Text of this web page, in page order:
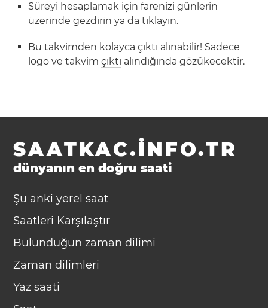
Süreyi hesaplamak için farenizi günlerin
üzerinde gezdirin ya da tıklayın.
Bu takvimden kolayca çıktı alınabilir! Sadece
logo ve takvimçıktı alındığında gözükecektir.
SAATKAC.INFO.TR
dünyanın en doğru saati
Şu anki yerel saat
Saatleri Karşılaştır
Bulunduğun zaman dilimi
Zaman dilimleri
Yaz saati